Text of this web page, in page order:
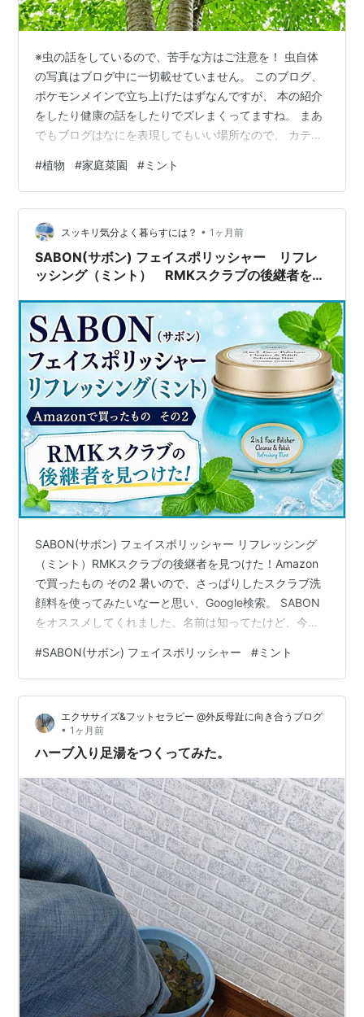
※虫の話をしているので、苦手な方はご注意を！ 虫自体
の写真はブログ中に一切載せていません。 このブログ、
ポケモンメインで立ち上げたはずなんですが、 本の紹介
をしたり健康の話をしたりでズレまくってますね。 まあ
でもブログはなにを表現してもいい場所なので、 カテゴ
にあるとおりミントの葉に幼虫がいたこと。 ミントっ
て、嫌いな虫が多いって聞いた気がするんだけど 全然違
くない？ 去年とかWasp（スズメバチ）とかハエもミン
トの葉が好きみたいで、 よく寄ってきていました。 でも
今回書きたかったのは、ミントに幼虫がいたっていうこ
とと、 一匹だけではなかった…
#植物 #家庭菜園 #ミント
スッキリ気分よく暮らすには？ • 1ヶ月前
SABON(サボン) フェイスポリッシャー リフレ
ッシング（ミント） RMKスクラブの後継者を見
SABON(サボン) フェイスポリッシャー リフレッシング
（ミント）RMKスクラブの後継者を見つけた！Amazon
で買ったもの その2 暑いので、さっぱりしたスクラブ洗
顔料を使ってみたいなーと思い、Google検索。 SABON
をオススメしてくれました。名前は知ってたけど、今ま
ら、とってもよかったです💙 スクラブといってもとって
も柔らかいし、使用感さっぱりして大満足。テクスチャ
ーはクリーム状ですが少しシャーベットみたいな感じ。
朝使うと、ミントの香りで頭シャッキリします。イスラ
エル製だそうです。 RMKのジェルスクラブが生産終了し
てから、な…
#SABON(サボン) フェイスポリッシャー #ミント
エクササイズ&フットセラピー @外反母趾に向き合うブログ
• 1ヶ月前
ハーブ入り足湯をつくってみた。